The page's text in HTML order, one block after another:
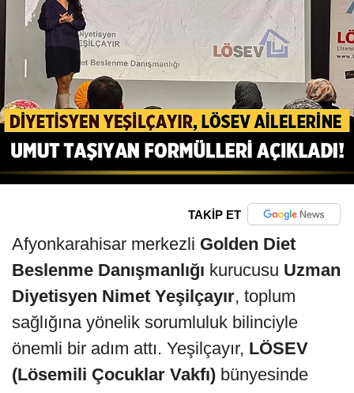
TAKİP ET
Afyonkarahisar merkezli Golden Diet
Beslenme Danışmanlığı kurucusu Uzman
Diyetisyen Nimet Yeşilçayır, toplum
sağlığına yönelik sorumluluk bilinciyle
önemli bir adım attı. Yeşilçayır, LÖSEV
(Lösemili Çocuklar Vakfı) bünyesinde